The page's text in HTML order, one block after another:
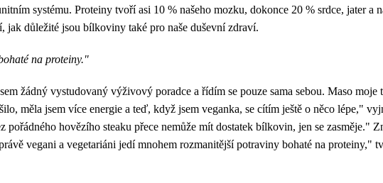
systému. Proteiny tvoří asi 10 % našeho mozku, dokonce 20 % srdce, jater
důležité jsou bílkoviny také pro naše duševní zdraví.
na proteiny."
žádný vystudovaný výživový poradce a řídím se pouze sama sebou. Maso moje
měla jsem více energie a teď, když jsem veganka, se cítím ještě o něco lépe,"
pořádného hovězího steaku přece nemůže mít dostatek bílkovin, jen se zasměje."
vegani a vegetariáni jedí mnohem rozmanitější potraviny bohaté na proteiny,"